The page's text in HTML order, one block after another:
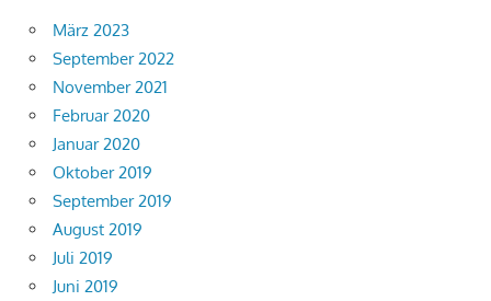
März 2023
September 2022
November 2021
Februar 2020
Januar 2020
Oktober 2019
September 2019
August 2019
Juli 2019
Juni 2019